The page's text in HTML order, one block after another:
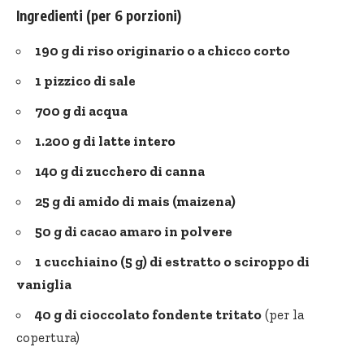
Ingredienti (per 6 porzioni)
190 g di riso originario o a chicco corto
1 pizzico di sale
700 g di acqua
1.200 g di latte intero
140 g di zucchero di canna
25 g di amido di mais (maizena)
50 g di cacao amaro in polvere
1 cucchiaino (5 g) di estratto o sciroppo di
vaniglia
40 g di cioccolato fondente tritato (per la
copertura)